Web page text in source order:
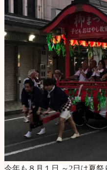
今年も８月１日 ～2日は夏